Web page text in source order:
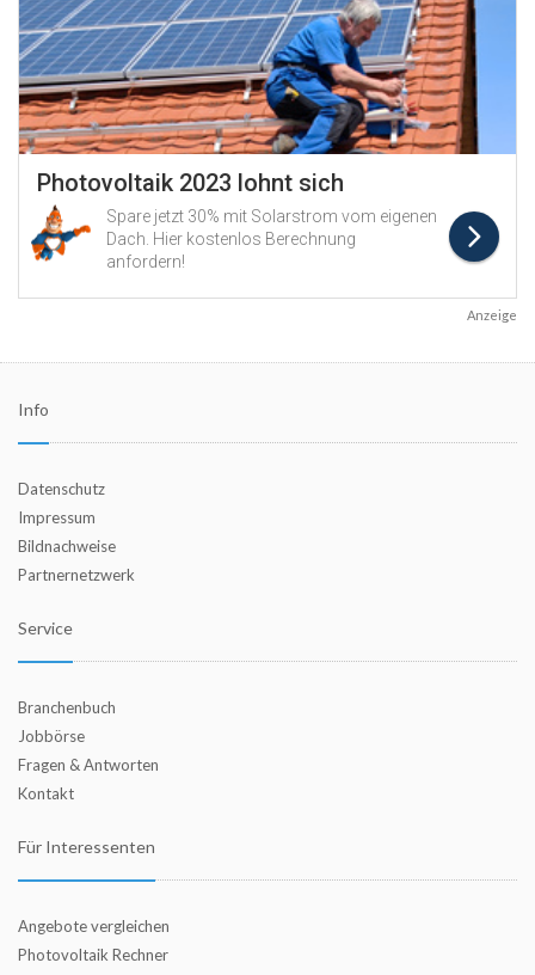
Anzeige
Info
Datenschutz
Impressum
Bildnachweise
Partnernetzwerk
Service
Branchenbuch
Jobbörse
Fragen & Antworten
Kontakt
Für Interessenten
Angebote vergleichen
Photovoltaik Rechner